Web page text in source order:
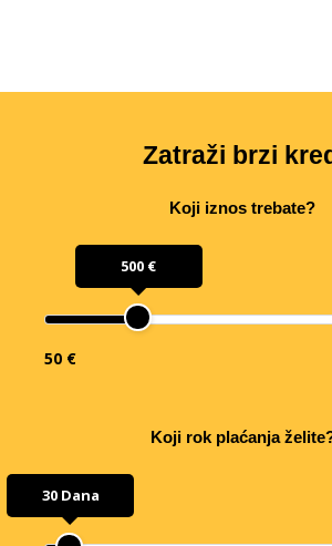
Zatraži brzi
Koji iznos trebate?
500 €
50 €
Koji rok plaćanja
30 Dana